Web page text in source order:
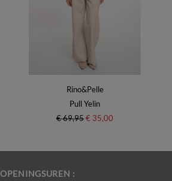
Rino&Pelle
Pull Yelin
€ 69,95€ 35,00
OPENINGSUREN :